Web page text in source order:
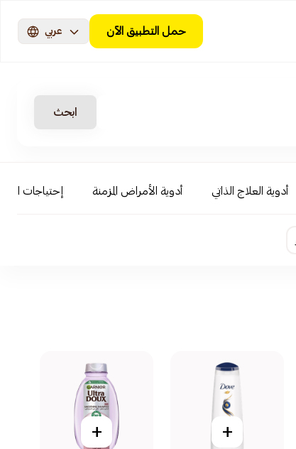
حمل التطبيق الآن عربي
ابحث
أدوية العلاج الذاتي أدوية الأمراض المزمنة إحتياجات
+
+